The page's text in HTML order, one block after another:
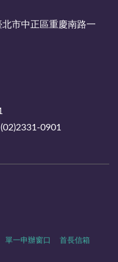
市中正區重慶南路一
0901
單一申辦窗口 首長信箱